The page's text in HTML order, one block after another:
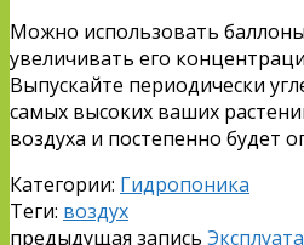
Можно использовать баллоны
увеличивать его
Выпускайте периодически
самых высоких ваших
воздуха и постепенно будет
Категории: Гидропоника
Теги: воздух
предыдущая запись